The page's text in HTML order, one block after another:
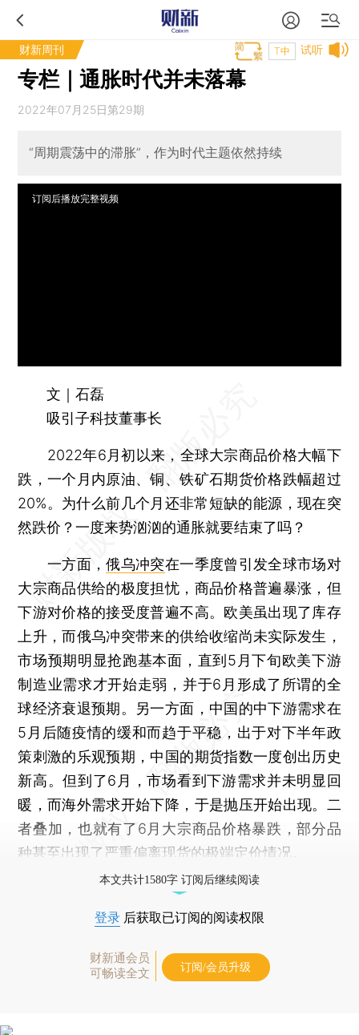
财新周刊 试听
T中
专栏｜通胀时代并未落幕
2022年07月25日第29期
“周期震荡中的滞胀”，作为时代主题依然持续
订阅后播放完整视频
文｜石磊
吸引子科技董事长
2022年6月初以来，全球大宗商品价格大幅下
跌，一个月内原油、铜、铁矿石期货价格跌幅超过
20%。为什么前几个月还非常短缺的能源，现在突
然跌价？一度来势汹汹的通胀就要结束了吗？
一方面，俄乌冲突在一季度曾引发全球市场对
大宗商品供给的极度担忧，商品价格普遍暴涨，但
下游对价格的接受度普遍不高。欧美虽出现了库存
上升，而俄乌冲突带来的供给收缩尚未实际发生，
市场预期明显抢跑基本面，直到5月下旬欧美下游
制造业需求才开始走弱，并于6月形成了所谓的全
球经济衰退预期。另一方面，中国的中下游需求在
5月后随疫情的缓和而趋于平稳，出于对下半年政
策刺激的乐观预期，中国的期货指数一度创出历史
新高。但到了6月，市场看到下游需求并未明显回
暖，而海外需求开始下降，于是抛压开始出现。二
者叠加，也就有了6月大宗商品价格暴跌，部分品
种甚至出现了严重偏离现货的极端定价情况。
本文共计1580字 订阅后继续阅读
登录 后获取已订阅的阅读权限
财新通会员
可畅读全文
订阅/会员升级